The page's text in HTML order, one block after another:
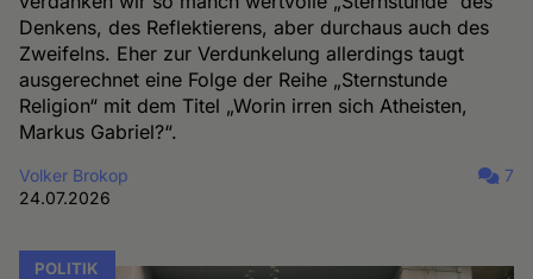
Denkens, des Reflektierens, aber durchaus auch des
Zweifelns. Eher zur Verdunkelung allerdings taugt
ausgerechnet eine Folge der Reihe „Sternstunde
Religion“ mit dem Titel „Worin irren sich Atheisten,
Markus Gabriel?“.
Volker Brokop
24.07.2026
7
POLITIK